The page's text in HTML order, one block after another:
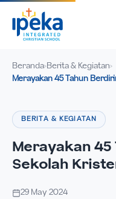
Beranda› Berita & Kegiatan›
Merayakan 45 Tahun
BERITA & KEGIATAN
Merayakan
Sekolah
29 May 2024